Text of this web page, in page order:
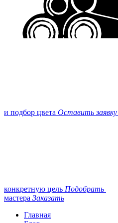
и подбор цвета Оставить заявку
конкретную цель Подобрать
мастера Заказать
Главная